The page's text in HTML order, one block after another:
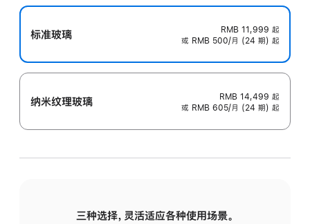
标准玻璃 RMB 11,999 起
或 RMB 500/月 (24 期) 起
纳米纹理玻璃 RMB 14,499 起
或 RMB 605/月 (24 期) 起
三种选择，灵活适应各种使用场景。